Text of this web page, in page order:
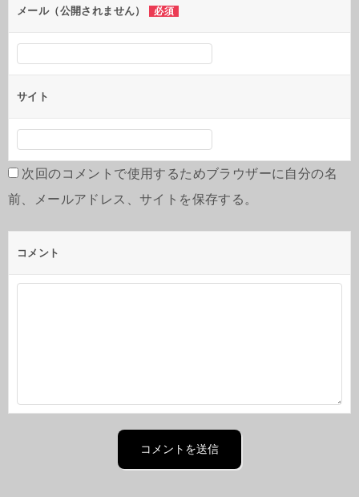
メール（公開されません） 必須
サイト
次回のコメントで使用するためブラウザーに自分の名
前、メールアドレス、サイトを保存する。
コメント